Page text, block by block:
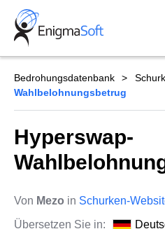
Skip
content
Bedrohungsdatenbank
Wahlbelohnungsbetrug
Hyperswap-
Von Mezo in Schurken-
Übersetzen Sie in: